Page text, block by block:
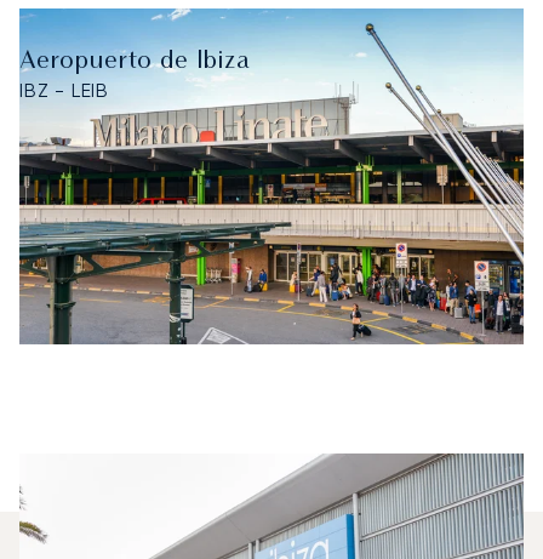
Aeropuerto de Ibiza
IBZ - LEIB